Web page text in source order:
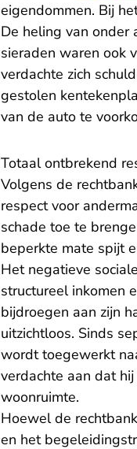
eigendommen. Bij
De heling van onder
sieraden waren ook
verdachte zich
gestolen
van de auto te
Totaal ontbrekend
Volgens de
respect voor
schade toe te
beperkte mate spijt
Het negatieve
structureel inkomen
bijdroegen aan zijn
uitzichtloos. Sinds
wordt toegewerkt
verdachte aan dat
woonruimte.
Hoewel de
en het